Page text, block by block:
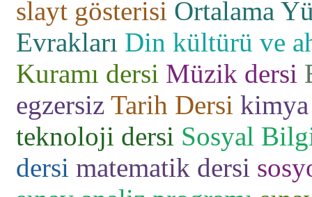
slayt gösterisi Ortalama
Evrakları Din kültürü ve
Kuramı dersi Müzik dersi
egzersiz Tarih Dersi
teknoloji dersi Sosyal
dersi matematik dersi